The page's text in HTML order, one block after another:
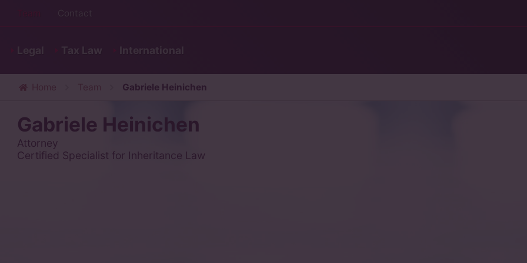
Contact
Legal Tax Law International
Home Team Gabriele Heinichen
Gabriele Heinichen
Attorney
Certified Specialist for Inheritance Law